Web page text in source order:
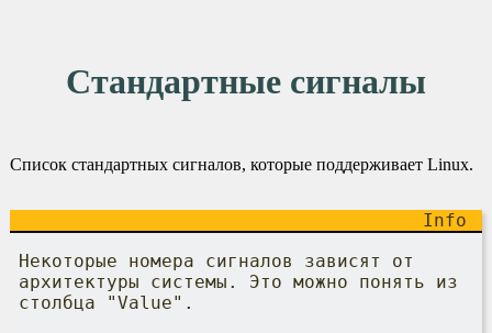
Стандартные сигналы
Список стандартных сигналов, которые поддерживает Linux.
Некоторые номера сигналов зависят от
архитектуры системы. Это можно понять из
столбца "Value".